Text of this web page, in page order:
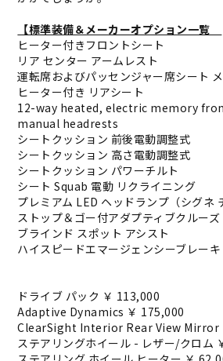
【標準装備＆メーカーオプション一覧
ヒーター付きフロントシート
リア センター アームレスト
運転席およびパッセンジャー席シート
ヒーター付き リアシート
12-way heated, electric memory
manual headrests
シートクッション 前後電動調整式
シートクッション 高さ電動調整式
シートクッション パワーチルト
シート Squab 電動 リクライニング
プレミアム LED ヘッドランプ（シグネ
ストップ＆ゴー付アダプティブクルー
ブラインド スポット アシスト
ハイスピードエマージェンシーブレーキ
ドライブ パック ￥ 113,000
Adaptive Dynamics ￥ 175,000
ClearSight Interior Rear View Mirror
ステアリングホイール - レザー/クロム